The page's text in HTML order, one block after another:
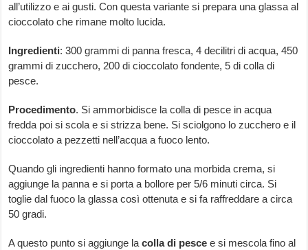
all’utilizzo e ai gusti. Con questa variante si prepara una glassa al
cioccolato che rimane molto lucida.
Ingredienti: 300 grammi di panna fresca, 4 decilitri di acqua, 450
grammi di zucchero, 200 di cioccolato fondente, 5 di colla di
pesce.
Procedimento. Si ammorbidisce la colla di pesce in acqua
fredda poi si scola e si strizza bene. Si sciolgono lo zucchero e il
cioccolato a pezzetti nell’acqua a fuoco lento.
Quando gli ingredienti hanno formato una morbida crema, si
aggiunge la panna e si porta a bollore per 5/6 minuti circa. Si
toglie dal fuoco la glassa così ottenuta e si fa raffreddare a circa
50 gradi.
A questo punto si aggiunge lacolla di pesce e si mescola fino al